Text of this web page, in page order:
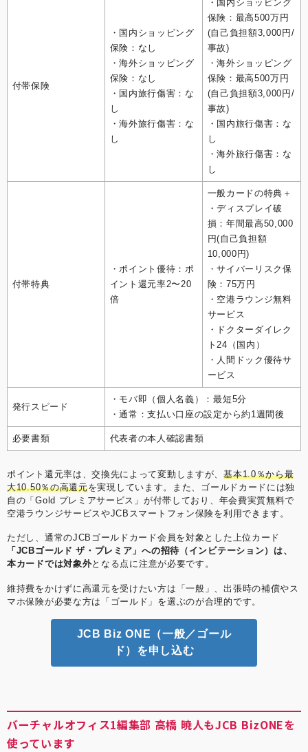
付帯保険
・国内ショッピング
保険：なし
・海外ショッピング
保険：なし
・国内旅行傷害：な
し
・海外旅行傷害：な
し
・国内ショッピング
保険：最高500万円
(自己負担額3,000円/
事故)
・海外ショッピング
保険：最高500万円
(自己負担額3,000円/
事故)
・国内旅行傷害：な
し
・海外旅行傷害：な
し
付帯特典
・ポイント優待：ポ
イント還元率2〜20
倍
一般カードの特典＋
・ディスプレイ破
損：年間最高50,000
円(自己負担額
10,000円)
・サイバーリスク保
険：75万円
・空港ラウンジ無料
サービス
・ドクターダイレク
ト24（国内）
・人間ドック優待サ
ービス
発行スピード
・モバ即（個人名義）：最短5分
・通常：支払い口座の設定から約1週間後
必要書類 代表者の本人確認書類
ポイント還元率は、交換先によって変動しますが、基本1.0％から最
大10.50％の高還元を実現しています。また、ゴールドカードには独
自の「Gold プレミアサービス」が付帯しており、年会費実質無料で
空港ラウンジサービスやJCBスマートフォン保険を利用できます。
ただし、通常のJCBゴールドカード会員を対象とした上位カード
「JCBゴールド ザ・プレミア」への招待（インビテーション）は、
本カードでは対象外となる点に注意が必要です。
維持費をかけずに高還元を受けたい方は「一般」、出張時の補償やス
マホ保険が必要な方は「ゴールド」を選ぶのが合理的です。
JCB Biz ONE（一般／ゴール
ド）を申し込む
バーチャルオフィス1編集部 高橋 暁人もJCB BizONEを
使っています